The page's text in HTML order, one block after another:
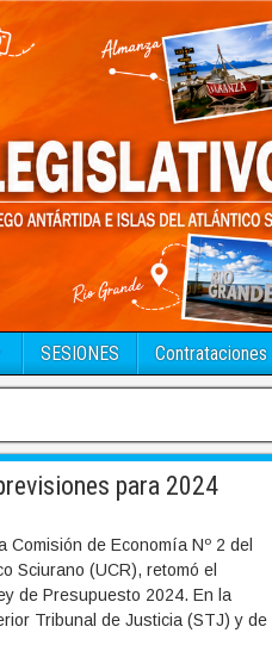
SESIONES Contrataciones
para 2024
de Economía Nº 2 del
Sciurano (UCR), retomó el
de Presupuesto 2024. En la
Tribunal de Justicia (STJ) y de